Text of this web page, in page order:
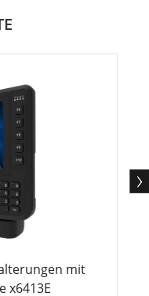
mit
x6413E